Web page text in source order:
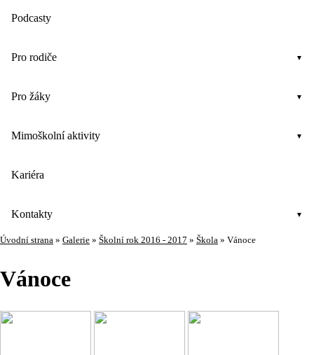
Podcasty
Pro rodiče
Pro žáky
Mimoškolní aktivity
Kariéra
Kontakty
Úvodní strana » Galerie » Školní rok 2016 - 2017 » Škola » Vánoce
Vánoce